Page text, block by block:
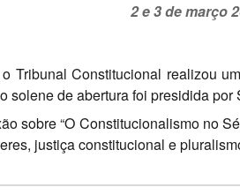
2 e 3 de março
Tribunal Constitucional realizou
solene de abertura foi presidida
sobre “O Constitucionalismo no
justiça constitucional e